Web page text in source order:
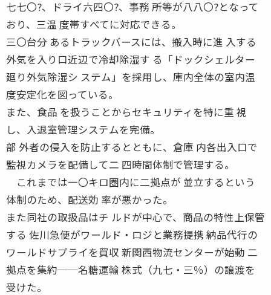
七七〇?、ドライ六四〇?、事務 所等が八八〇?となって
おり、三温 度帯すべてに対応できる。
三〇台分 あるトラックバースには、搬入時に進 入する
外気を入り口近辺で冷却除湿す る「ドックシェルター
廻り外気除湿シ ステム」を採用し、庫内全体の室内温
度安定化を図っている。
また、食品 を扱うことからセキュリティを特に重 視
し、入退室管理システムを完備。
部 外者の侵入を防止するとともに、倉庫 内各出入口で
監視カメラを配備して二 四時間体制で管理する。
これまでは一〇キロ圏内に二拠点が 並立するという
体制のため、配送効 率が悪かった。
また同社の取扱品はチ ルドが中心で、商品の特性上保管
する 佐川急便がワールド・ロジと業務提携 納品代行の
ワールドサプライを買収 新関西物流センターが始動 二
拠点を集約──名糖運輸 株式（九七・三％）の譲渡を
受けた。